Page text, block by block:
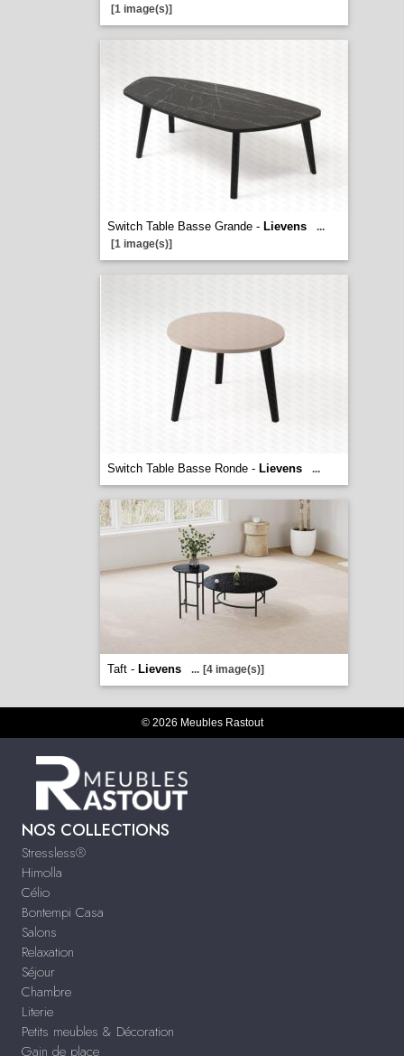
[1 image(s)]
Switch Table Basse Grande - Lievens
...
[1 image(s)]
Switch Table Basse Ronde - Lievens ...
Taft - Lievens ... [4 image(s)]
© 2026 Meubles Rastout
NOS COLLECTIONS
Stressless®
Himolla
Célio
Bontempi Casa
Salons
Relaxation
Séjour
Chambre
Literie
Petits meubles & Décoration
Gain de place